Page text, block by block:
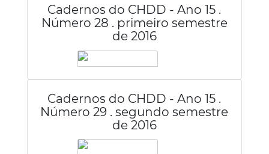
Cadernos do CHDD - Ano 15 .
Número 28 . primeiro semestre
de 2016
Cadernos do CHDD - Ano 15 .
Número 29 . segundo semestre
de 2016